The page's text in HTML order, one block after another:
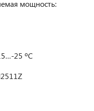
мощность:
25 ºС